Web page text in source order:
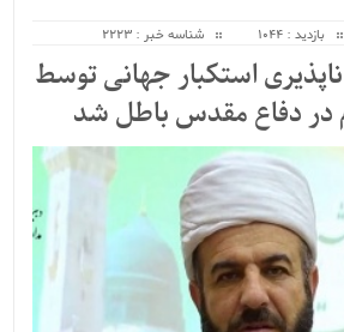
بازدید : 1044 شناسه خبر : 2223
استکبار جهانی توسط
در دفاع مقدس باطل شد